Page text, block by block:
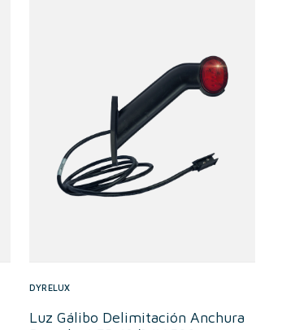
DYRELUX
Luz Gálibo Delimitación Anchura